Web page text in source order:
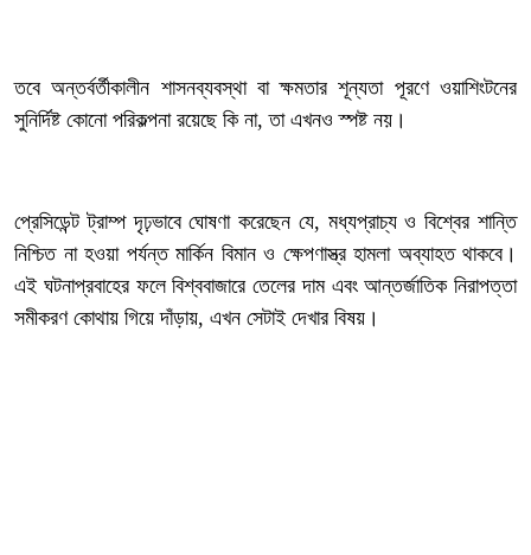
তবে অন্তর্বর্তীকালীন শাসনব্যবস্থা বা ক্ষমতার শূন্যতা পূরণে ওয়াশিংটনের
সুনির্দিষ্ট কোনো পরিকল্পনা রয়েছে কি না, তা এখনও স্পষ্ট নয়।
‎প্রেসিডেন্ট ট্রাম্প দৃঢ়ভাবে ঘোষণা করেছেন যে, মধ্যপ্রাচ্য ও বিশ্বের শান্তি
নিশ্চিত না হওয়া পর্যন্ত মার্কিন বিমান ও ক্ষেপণাস্ত্র হামলা অব্যাহত থাকবে।
এই ঘটনাপ্রবাহের ফলে বিশ্ববাজারে তেলের দাম এবং আন্তর্জাতিক নিরাপত্তা
সমীকরণ কোথায় গিয়ে দাঁড়ায়, এখন সেটাই দেখার বিষয়।